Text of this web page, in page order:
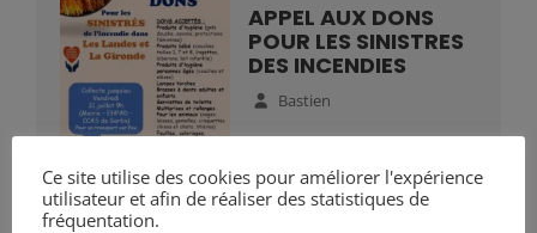
APPEL AUX DONS
POUR LES SINISTRES
DES INCENDIES
Bastien
Ce site utilise des cookies pour améliorer l'expérience
utilisateur et afin de réaliser des statistiques de
fréquentation.